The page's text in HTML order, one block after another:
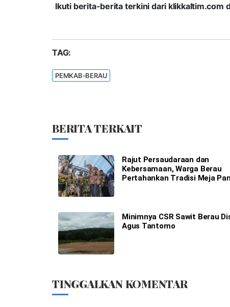
Ikuti berita-berita terkini dari klikkaltim.com
TAG:
PEMKAB-BERAU
BERITA TERKAIT
Rajut Persaudaraan dan
Kebersamaan, Warga Berau
Pertahankan Tradisi Meja
Minimnya CSR Sawit Berau
Agus Tantomo
TINGGALKAN KOMENTAR